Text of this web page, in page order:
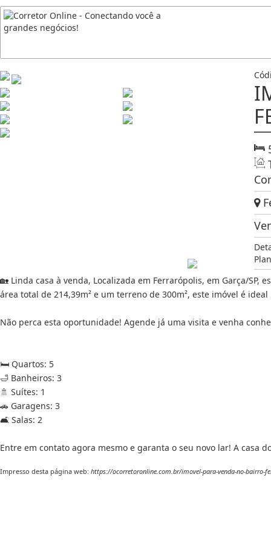
🏡 Linda casa à venda, Localizada em Ferrarópolis, em Garça/
área total de 214,39m² e um terreno de 300m², este imóvel é
Não perca esta oportunidade! Agende já uma visita e venha
🛏 Quartos: 5
🛁 Banheiros: 3
🚿 Suítes: 1
🚗 Garagens: 3
🛋 Salas: 2
Entre em contato agora mesmo e garanta o seu novo lar! A casa
Impresso desta página web: https://ocorretoronline.com.br/imovel-para-venda-no-bairro-